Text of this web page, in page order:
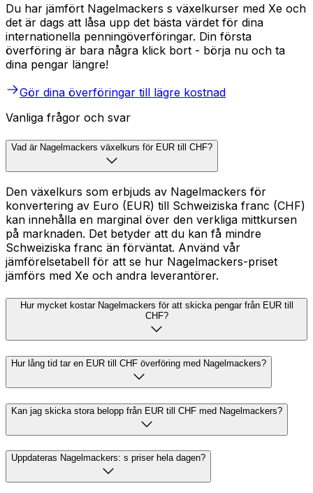
Du har jämfört Nagelmackers s växelkurser med Xe och
det är dags att låsa upp det bästa värdet för dina
internationella penningöverföringar. Din första
överföring är bara några klick bort - börja nu och ta
dina pengar längre!
Gör dina överföringar till lägre kostnad
Vanliga frågor och svar
Vad är Nagelmackers växelkurs för EUR till CHF?
Den växelkurs som erbjuds av Nagelmackers för
konvertering av Euro (EUR) till Schweiziska franc (CHF)
kan innehålla en marginal över den verkliga mittkursen
på marknaden. Det betyder att du kan få mindre
Schweiziska franc än förväntat. Använd vår
jämförelsetabell för att se hur Nagelmackers-priset
jämförs med Xe och andra leverantörer.
Hur mycket kostar Nagelmackers för att skicka pengar från EUR till
CHF?
Hur lång tid tar en EUR till CHF överföring med Nagelmackers?
Kan jag skicka stora belopp från EUR till CHF med Nagelmackers?
Uppdateras Nagelmackers: s priser hela dagen?